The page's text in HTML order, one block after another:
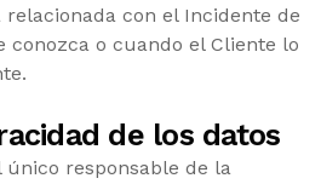
con el Incidente de
conozca o cuando el Cliente lo
de los datos
responsable de la